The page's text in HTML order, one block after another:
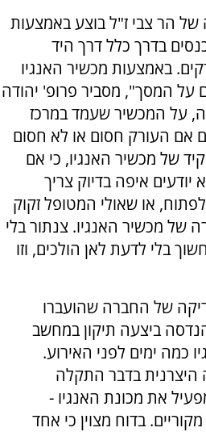
של הר צבי ז"ל בוצע באמצעות
בדרך כלל דרך היד
באמצעות מכשיר האנגיו
על המסך", מסביר פרופ' יהודה
על המכשיר שעמד במרכז
אם העורק חסום או לא חסום
של מכשיר האנגיו, כי אם
יודעים איפה בדיוק צריך
או שאולי המטופל זקוק
של מכשיר האנגיו. צנתור בלי
בלי לדעת לאן הולכים, וזו
של החברה שהועברו
ביצעה תיקון במחשב
כמה ימים לפני האירוע.
בדבר התקלה
את מכונת האנגיו -
בדוח מצוין כי אחד